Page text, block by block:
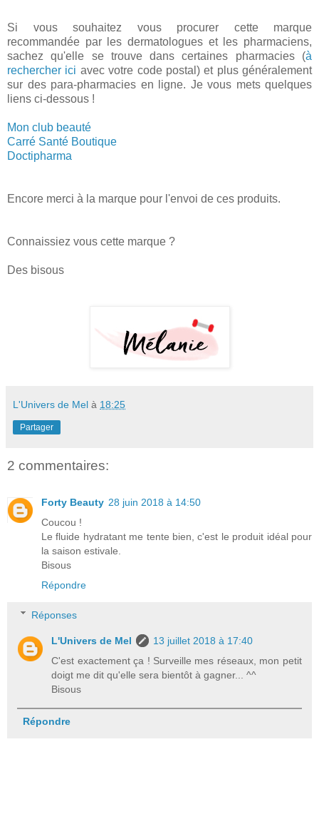
Si vous souhaitez vous procurer cette marque
recommandée par les dermatologues et les pharmaciens,
sachez qu'elle se trouve dans certaines pharmacies (à
rechercher ici avec votre code postal) et plus généralement
sur des para-pharmacies en ligne. Je vous mets quelques
liens ci-dessous !
Mon club beauté
Carré Santé Boutique
Doctipharma
Encore merci à la marque pour l'envoi de ces produits.
Connaissiez vous cette marque ?
Des bisous
L'Univers de Mel à 18:25
Partager
2 commentaires:
Forty Beauty 28 juin 2018 à 14:50
Coucou !
Le fluide hydratant me tente bien, c'est le produit idéal pour
la saison estivale.
Bisous
Répondre
Réponses
L'Univers de Mel
13 juillet 2018 à 17:40
C'est exactement ça ! Surveille mes réseaux, mon petit
doigt me dit qu'elle sera bientôt à gagner... ^^
Bisous
Répondre